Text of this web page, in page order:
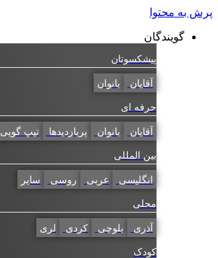
پرش به محتوا
گویندگان
پیشکسوتان
آقایان بانوان
حرفه ای
آقایان بانوان پربازدیدها تیپ گویی
بین المللی
انگلیسی عربی روسی سایر
محلی
آذری بلوچی کردی لری
کودک